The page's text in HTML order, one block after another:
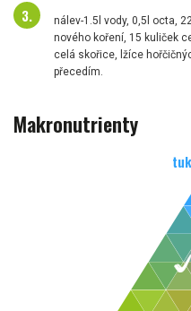
nálev-1.5l vody, 0,5l octa,
nového koření, 15 kuliček
celá skořice, lžíce
přecedím.
Makronutrienty